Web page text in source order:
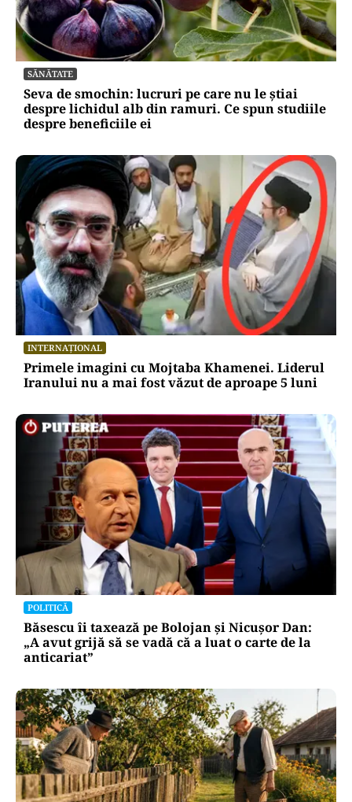
SĂNĂTATE
Seva de smochin: lucruri pe care nu le știai
despre lichidul alb din ramuri. Ce spun studiile
despre beneficiile ei
INTERNAȚIONAL
Primele imagini cu Mojtaba Khamenei. Liderul
Iranului nu a mai fost văzut de aproape 5 luni
POLITICĂ
Băsescu îi taxează pe Bolojan și Nicușor Dan:
„A avut grijă să se vadă că a luat o carte de la
anticariat”